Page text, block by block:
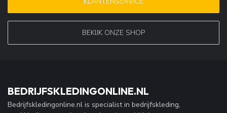
BEKIJK ONZE SHOP
BEDRIJFSKLEDINGONLINE.NL
Bedrijfskledingonline.nl is specialist in bedrijfskleding,